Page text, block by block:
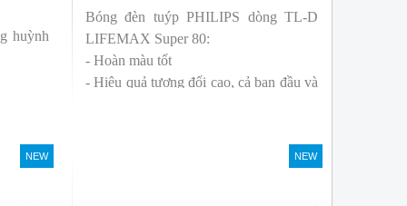
huỳnh
Bóng đèn tuýp PHILIPS dòng TL-D
LIFEMAX Super 80:
- Hoàn màu tốt
- Hiệu quả tương đối cao, cả ban đầu và
- Tạo ra từ màu trắng ấm đến ánh sáng
NEW NEW